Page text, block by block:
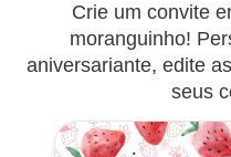
Crie um convite
moranguinho!
aniversariante, edite
seus